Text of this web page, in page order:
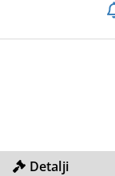
Detalji